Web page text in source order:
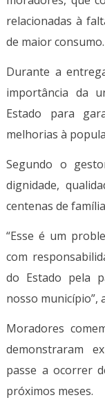
relacionadas à
de maior consumo.
Durante a
importância da
Estado para
melhorias à
Segundo o
dignidade,
centenas de
“Esse é um
com
do Estado pela
nosso município”,
Moradores
demonstraram
passe a ocorrer
próximos meses.